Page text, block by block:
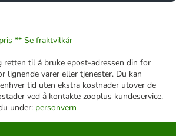
** Se fraktvilkår
retten til å bruke epost-adressen din for
lignende varer eller tjenester. Du kan
tid uten ekstra kostnader utover de
ved å kontakte zooplus kundeservice.
under: personvern